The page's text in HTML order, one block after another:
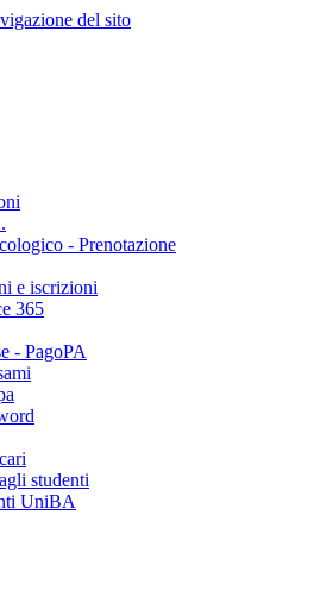
del sito
- Prenotazione
e iscrizioni
365
- PagoPA
studenti
UniBA